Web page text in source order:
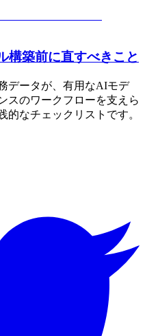
構築前に直すべきこと
データが、有用なAIモデ
スのワークフローを支えら
的なチェックリストです。